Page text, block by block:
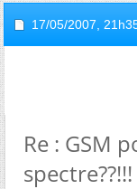
17/05/2007,
Re : GSM
spectre??!!!